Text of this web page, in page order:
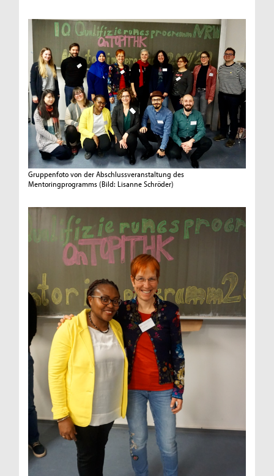
Gruppenfoto von der Abschlussveranstaltung des
Mentoringprogramms(Bild: Lisanne Schröder)